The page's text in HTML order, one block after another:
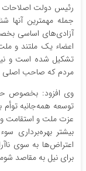
رئیس‌ دولت اصلاحات
جمله مهمترین
آزادی‌های اساسی
اعضاء یک ملتند و
تشکیل شده است و
مردم که صاحب اصلی
وی افزود: بخصوص
توسعه همه‌جانبه توأم
عزت ملت و استقامت و
بیشتر بهره‌برداری
اعتراض‌ها به سوی
برای نیل به مقاصد